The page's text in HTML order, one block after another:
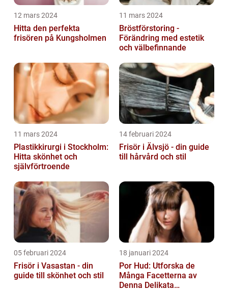
12 mars 2024
Hitta den perfekta
frisören på Kungsholmen
11 mars 2024
Bröstförstoring -
Förändring med estetik
och välbefinnande
11 mars 2024
Plastikkirurgi i Stockholm:
Hitta skönhet och
självförtroende
14 februari 2024
Frisör i Älvsjö - din guide
till hårvård och stil
05 februari 2024
Frisör i Vasastan - din
guide till skönhet och stil
18 januari 2024
Por Hud: Utforska de
Många Facetterna av
Denna Delikata